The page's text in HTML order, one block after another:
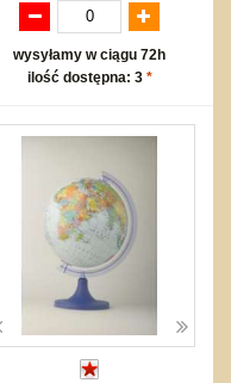
wysyłamy w ciągu 72h
ilość dostępna: 3 *